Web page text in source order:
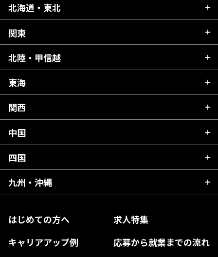
はじめての方へ
求人特集
キャリアアップ例
応募から就業までの流れ
北海道・東北
北海道
青森県
秋田県
岩手県
宮城県
福島県
関東
茨城県
栃木県
群馬県
千葉県
東京都
神奈川県
北陸・甲信越
新潟県
富山県
石川県
山梨県
長野県
東海
岐阜県
静岡県
愛知県
関西
滋賀県
京都府
大阪府
奈良県
和歌山県
中国
広島県
岡山県
島根県
山口県
四国
愛媛県
高知県
徳島県
九州・沖縄